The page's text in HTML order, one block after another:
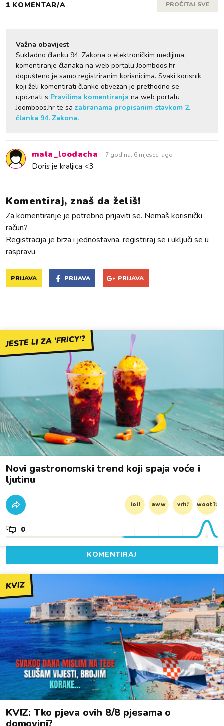
1 KOMENTAR/A PROČITAJ SVE
Važna obavijest
Sukladno članku 94. Zakona o elektroničkim medijima,
komentiranje članaka na web portalu Joomboos.hr
dopušteno je samo registriranim korisnicima. Svaki korisnik
koji želi komentirati članke obvezan je prethodno se
upoznati s Pravilima komentiranja na web portalu
Joomboos.hr te sa zabranama propisanim stavkom 2.
članka 94. Zakona.
mala_loodacha 7 godina, 6 mjeseci ago
Doris je kraljica <3
Komentiraj, znaš da želiš!
Za komentiranje je potrebno prijaviti se. Nemaš korisnički
račun?
Registracija je brza i jednostavna, registriraj se i uključi se u
raspravu.
PRIJAVA PRIJAVA PRIJAVA
JESTE LI ZA 'FRICY'?
Novi gastronomski trend koji spaja voće i
ljutinu
lol! aww vrh! woot?!
0
KOMENTIRAJ
KVIZ
KVIZ: Tko pjeva ovih 8/8 pjesama o